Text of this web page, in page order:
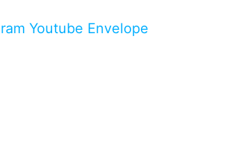
Youtube Envelope